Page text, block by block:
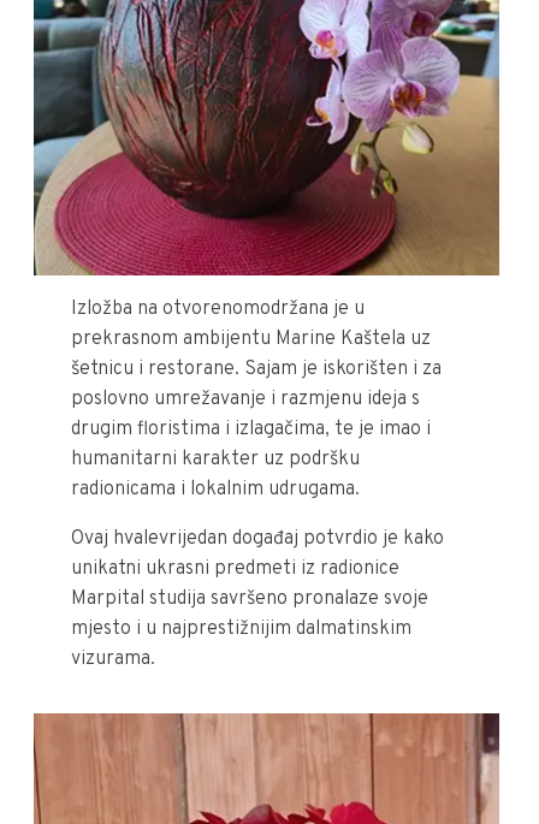
Izložba na otvorenomodržana je u
prekrasnom ambijentu Marine Kaštela uz
šetnicu i restorane. Sajam je iskorišten i za
poslovno umrežavanje i razmjenu ideja s
drugim floristima i izlagačima, te je imao i
humanitarni karakter uz podršku
radionicama i lokalnim udrugama.
Ovaj hvalevrijedan događaj potvrdio je kako
unikatni ukrasni predmeti iz radionice
Marpital studija savršeno pronalaze svoje
mjesto i u najprestižnijim dalmatinskim
vizurama.